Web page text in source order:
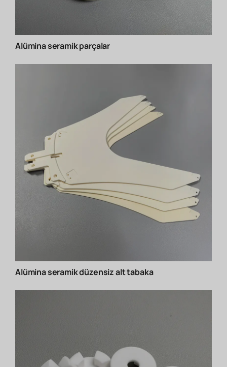
Alümina seramik parçalar
Alümina seramik düzensiz alt tabaka